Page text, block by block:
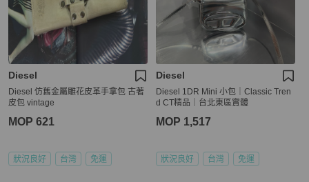
Diesel
Diesel 仿舊金屬雕花皮革手拿包 古著
皮包 vintage
MOP 621
狀況良好 台灣 免運
Diesel
Diesel 1DR Mini 小包｜Classic Tren
d CT精品｜台北東區實體
MOP 1,517
狀況良好 台灣 免運